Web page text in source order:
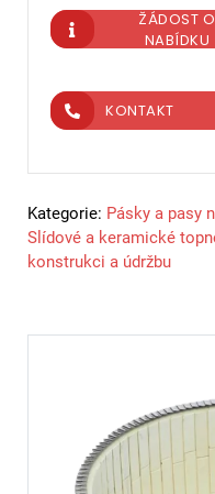
ŽÁDOST O
NABÍDKU
KONTAKT
Kategorie: Pásky a pasy
Slídové a keramické
konstrukci a údržbu